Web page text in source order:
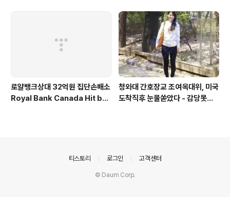
로얄뱅크상대 32억원 집단손배소
Royal Bank Canada Hit by
청와대 간호장교 조여옥대위, 미국
도착직후 눈물쏟았다 - 감당못할
티스토리 로그인 고객센터
© Daum Corp.